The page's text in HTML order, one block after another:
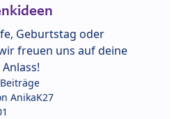
Geburtstag oder
freuen uns auf deine
AnikaK27